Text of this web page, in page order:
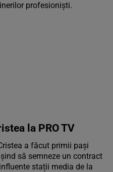
profesioniști.
la PRO TV
a făcut primii pași
să semneze un contract
stații media de la